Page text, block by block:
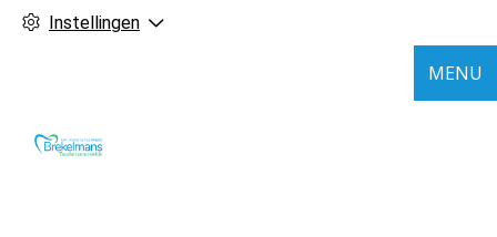
Instellingen
MENU